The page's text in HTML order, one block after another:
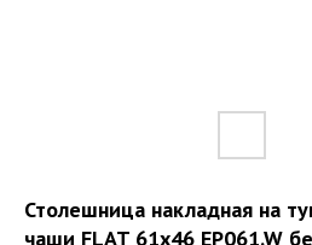
Столешница накладная на
чаши FLAT 61x46 EP061.W